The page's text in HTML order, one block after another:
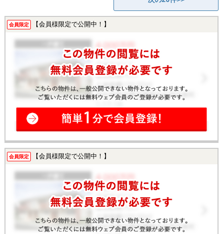
会員限定 【会員様限定で公開中！】
会員限定 【会員様限定で公開中！】